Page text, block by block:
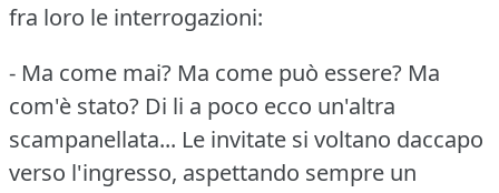
fra loro le interrogazioni:
- Ma come mai? Ma come può essere? Ma
com'è stato? Di li a poco ecco un'altra
scampanellata... Le invitate si voltano daccapo
verso l'ingresso, aspettando sempre un